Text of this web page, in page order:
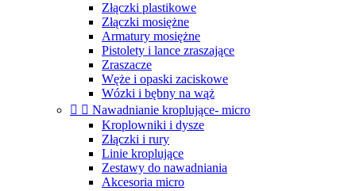
Złączki plastikowe
Złączki mosiężne
Armatury mosiężne
Pistolety i lance zraszające
Zraszacze
Węże i opaski zaciskowe
Wózki i bębny na wąż
  Nawadnianie kroplujące- micro
Kroplowniki i dysze
Złączki i rury
Linie kroplujące
Zestawy do nawadniania
Akcesoria micro